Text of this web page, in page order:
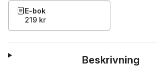
E-bok
219 kr
Beskrivning